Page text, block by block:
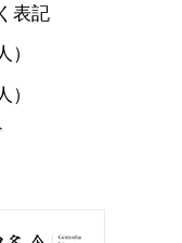
表記
）
）